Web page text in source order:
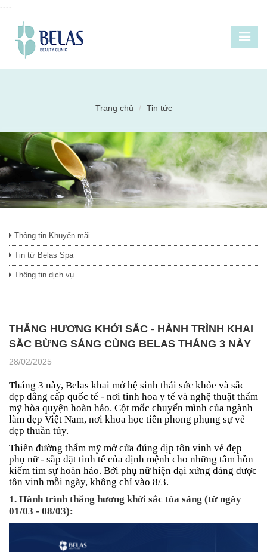
----
Trang chủ Tin tức
Thông tin Khuyến mãi
Tin từ Belas Spa
Thông tin dịch vụ
THĂNG HƯƠNG KHỞI SẮC - HÀNH TRÌNH KHAI
SẮC BỪNG SÁNG CÙNG BELAS THÁNG 3 NÀY
28/02/2025
Tháng 3 này, Belas khai mở hệ sinh thái sức khỏe và sắc
đẹp đẳng cấp quốc tế - nơi tinh hoa y tế và nghệ thuật thẩm
mỹ hòa quyện hoàn hảo. Cột mốc chuyển mình của ngành
làm đẹp Việt Nam, nơi khoa học tiên phong phụng sự vẻ
đẹp thuần túy.
Thiên đường thẩm mỹ mở cửa đúng dịp tôn vinh vẻ đẹp
phụ nữ - sắp đặt tinh tế của định mệnh cho những tâm hồn
kiếm tìm sự hoàn hảo. Bởi phụ nữ hiện đại xứng đáng được
tôn vinh mỗi ngày, không chỉ vào 8/3.
1. Hành trình thăng hương khởi sắc tỏa sáng (từ ngày
01/03 - 08/03):